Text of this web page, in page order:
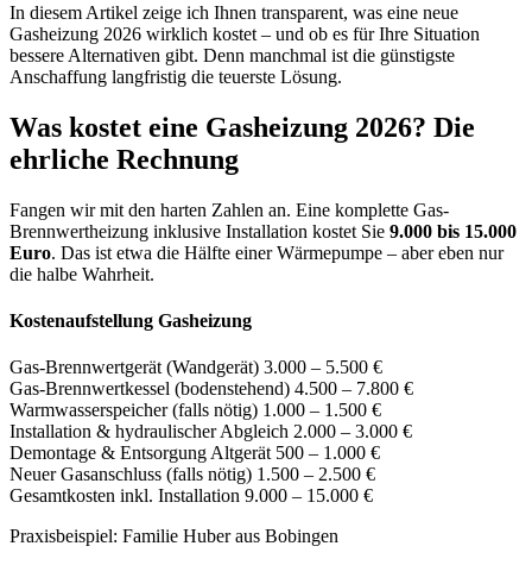
In diesem Artikel zeige ich Ihnen transparent, was eine neue
Gasheizung 2026 wirklich kostet – und ob es für Ihre Situation
bessere Alternativen gibt. Denn manchmal ist die günstigste
Anschaffung langfristig die teuerste Lösung.
Was kostet eine Gasheizung 2026? Die
ehrliche Rechnung
Fangen wir mit den harten Zahlen an. Eine komplette Gas-
Brennwertheizung inklusive Installation kostet Sie 9.000 bis 15.000
Euro. Das ist etwa die Hälfte einer Wärmepumpe – aber eben nur
die halbe Wahrheit.
Kostenaufstellung Gasheizung
Gas-Brennwertgerät (Wandgerät) 3.000 – 5.500 €
Gas-Brennwertkessel (bodenstehend) 4.500 – 7.800 €
Warmwasserspeicher (falls nötig) 1.000 – 1.500 €
Installation & hydraulischer Abgleich 2.000 – 3.000 €
Demontage & Entsorgung Altgerät 500 – 1.000 €
Neuer Gasanschluss (falls nötig) 1.500 – 2.500 €
Gesamtkosten inkl. Installation 9.000 – 15.000 €
Praxisbeispiel: Familie Huber aus Bobingen